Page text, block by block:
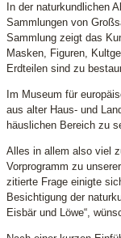
In der naturkundlichen
Sammlungen von
Sammlung zeigt das
Masken, Figuren,
Erdteilen sind zu
Im Museum für
aus alter Haus- und
häuslichen Bereich zu
Alles in allem also viel
Vorprogramm zu
zitierte Frage einigte
Besichtigung der
Eisbär und Löwe“,